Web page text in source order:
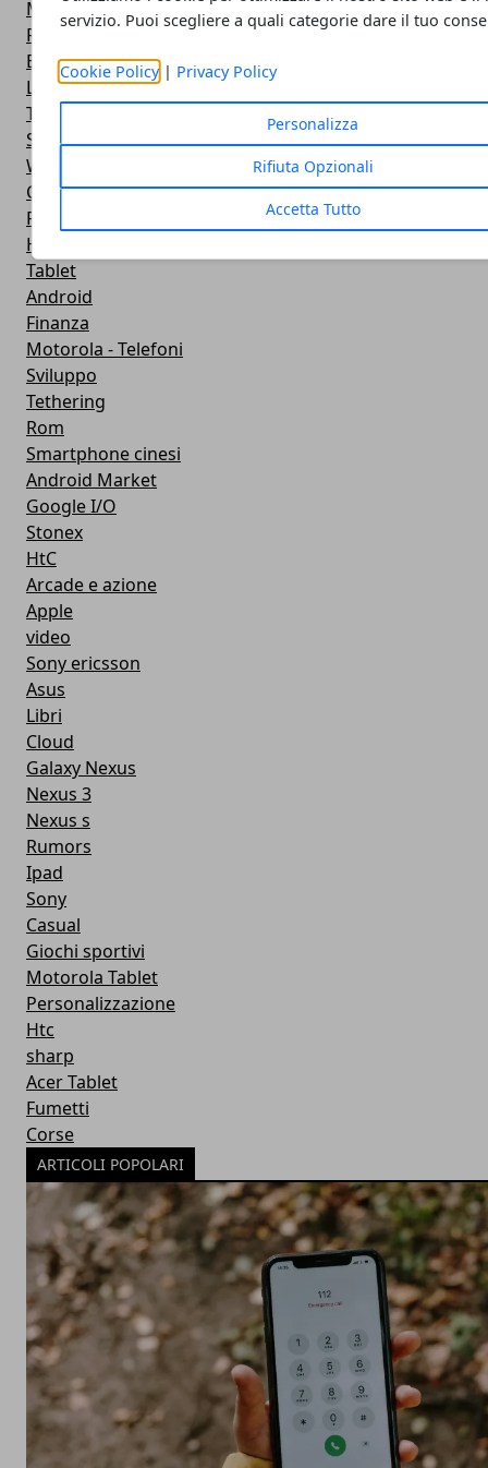
servizio. Puoi scegliere a quali categorie dare il tuo
Cookie Policy| Privacy Policy
Personalizza
Rifiuta Opzionali
Accetta Tutto
Meteo
Rooting
Emulazione
Lg - Telefoni
Trasporti
Salute
Widgets
Cardboard VR
Firmware
Huawei
Tablet
Android
Finanza
Motorola - Telefoni
Sviluppo
Tethering
Rom
Smartphone cinesi
Android Market
Google I/O
Stonex
HtC
Arcade e azione
Apple
video
Sony ericsson
Asus
Libri
Cloud
Galaxy Nexus
Nexus 3
Nexus s
Rumors
Ipad
Sony
Casual
Giochi sportivi
Motorola Tablet
Personalizzazione
Htc
sharp
Acer Tablet
Fumetti
Corse
ARTICOLI POPOLARI